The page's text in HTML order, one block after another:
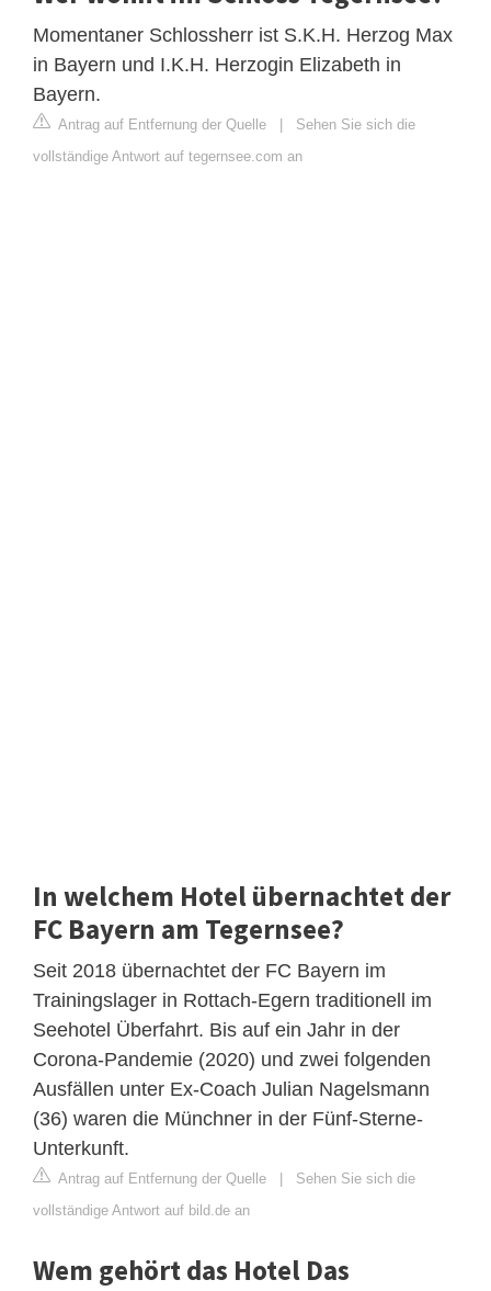
Momentaner Schlossherr ist S.K.H. Herzog Max
in Bayern und I.K.H. Herzogin Elizabeth in
Bayern.
Antrag auf Entfernung der Quelle | Sehen Sie sich die
vollständige Antwort auf tegernsee.com an
In welchem Hotel übernachtet der
FC Bayern am Tegernsee?
Seit 2018 übernachtet der FC Bayern im
Trainingslager in Rottach-Egern traditionell im
Seehotel Überfahrt. Bis auf ein Jahr in der
Corona-Pandemie (2020) und zwei folgenden
Ausfällen unter Ex-Coach Julian Nagelsmann
(36) waren die Münchner in der Fünf-Sterne-
Unterkunft.
Antrag auf Entfernung der Quelle | Sehen Sie sich die
vollständige Antwort auf bild.de an
Wem gehört das Hotel Das